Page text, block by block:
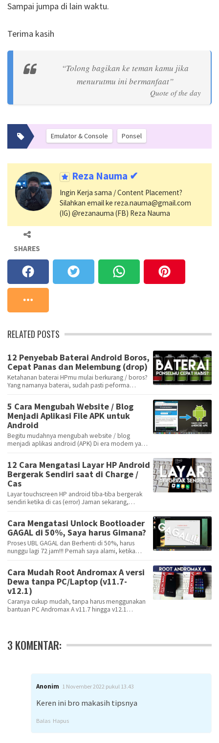
Sampai jumpa di lain waktu.
Terima kasih
“Tolong bagikan ke teman kamu jika
menurutmu ini bermanfaat”
Emulator & Console Ponsel
Reza Nauma ✔
Ingin Kerja sama / Content Placement?
Silahkan email ke reza.nauma@gmail.com
(IG) @rezanauma (FB) Reza Nauma
SHARES
RELATED POSTS
12 Penyebab Baterai Android Boros,
Cepat Panas dan Melembung (drop)
Ketahanan baterai HPmu mulai berkurang / boros?
Yang namanya baterai, sudah pasti peforma
5 Cara Mengubah Website / Blog
Menjadi Aplikasi File APK untuk
Android
Begitu mudahnya mengubah website / blog
menjadi aplikasi android (APK) Di era modern yang
12 Cara Mengatasi Layar HP Android
Bergerak Sendiri saat di Charge /
Cas
Layar touchscreen HP android tiba-tiba bergerak
sendiri ketika di cas (error) Jaman sekarang,
Cara Mengatasi Unlock Bootloader
GAGAL di 50%, Saya harus Gimana?
Proses UBL GAGAL dan Berhenti di 50%, harus
nunggu lagi 72 jam!!! Pernah saya alami, ketika
Cara Mudah Root Andromax A versi
Dewa tanpa PC/Laptop (v11.7-
v12.1)
Caranya cukup mudah, tanpa harus menggunakan
bantuan PC Andromax A v11.7 hingga v12.1
3 KOMENTAR:
Anonim 1 November 2022 pukul 13.43
Keren ini bro makasih tipsnya
Balas Hapus